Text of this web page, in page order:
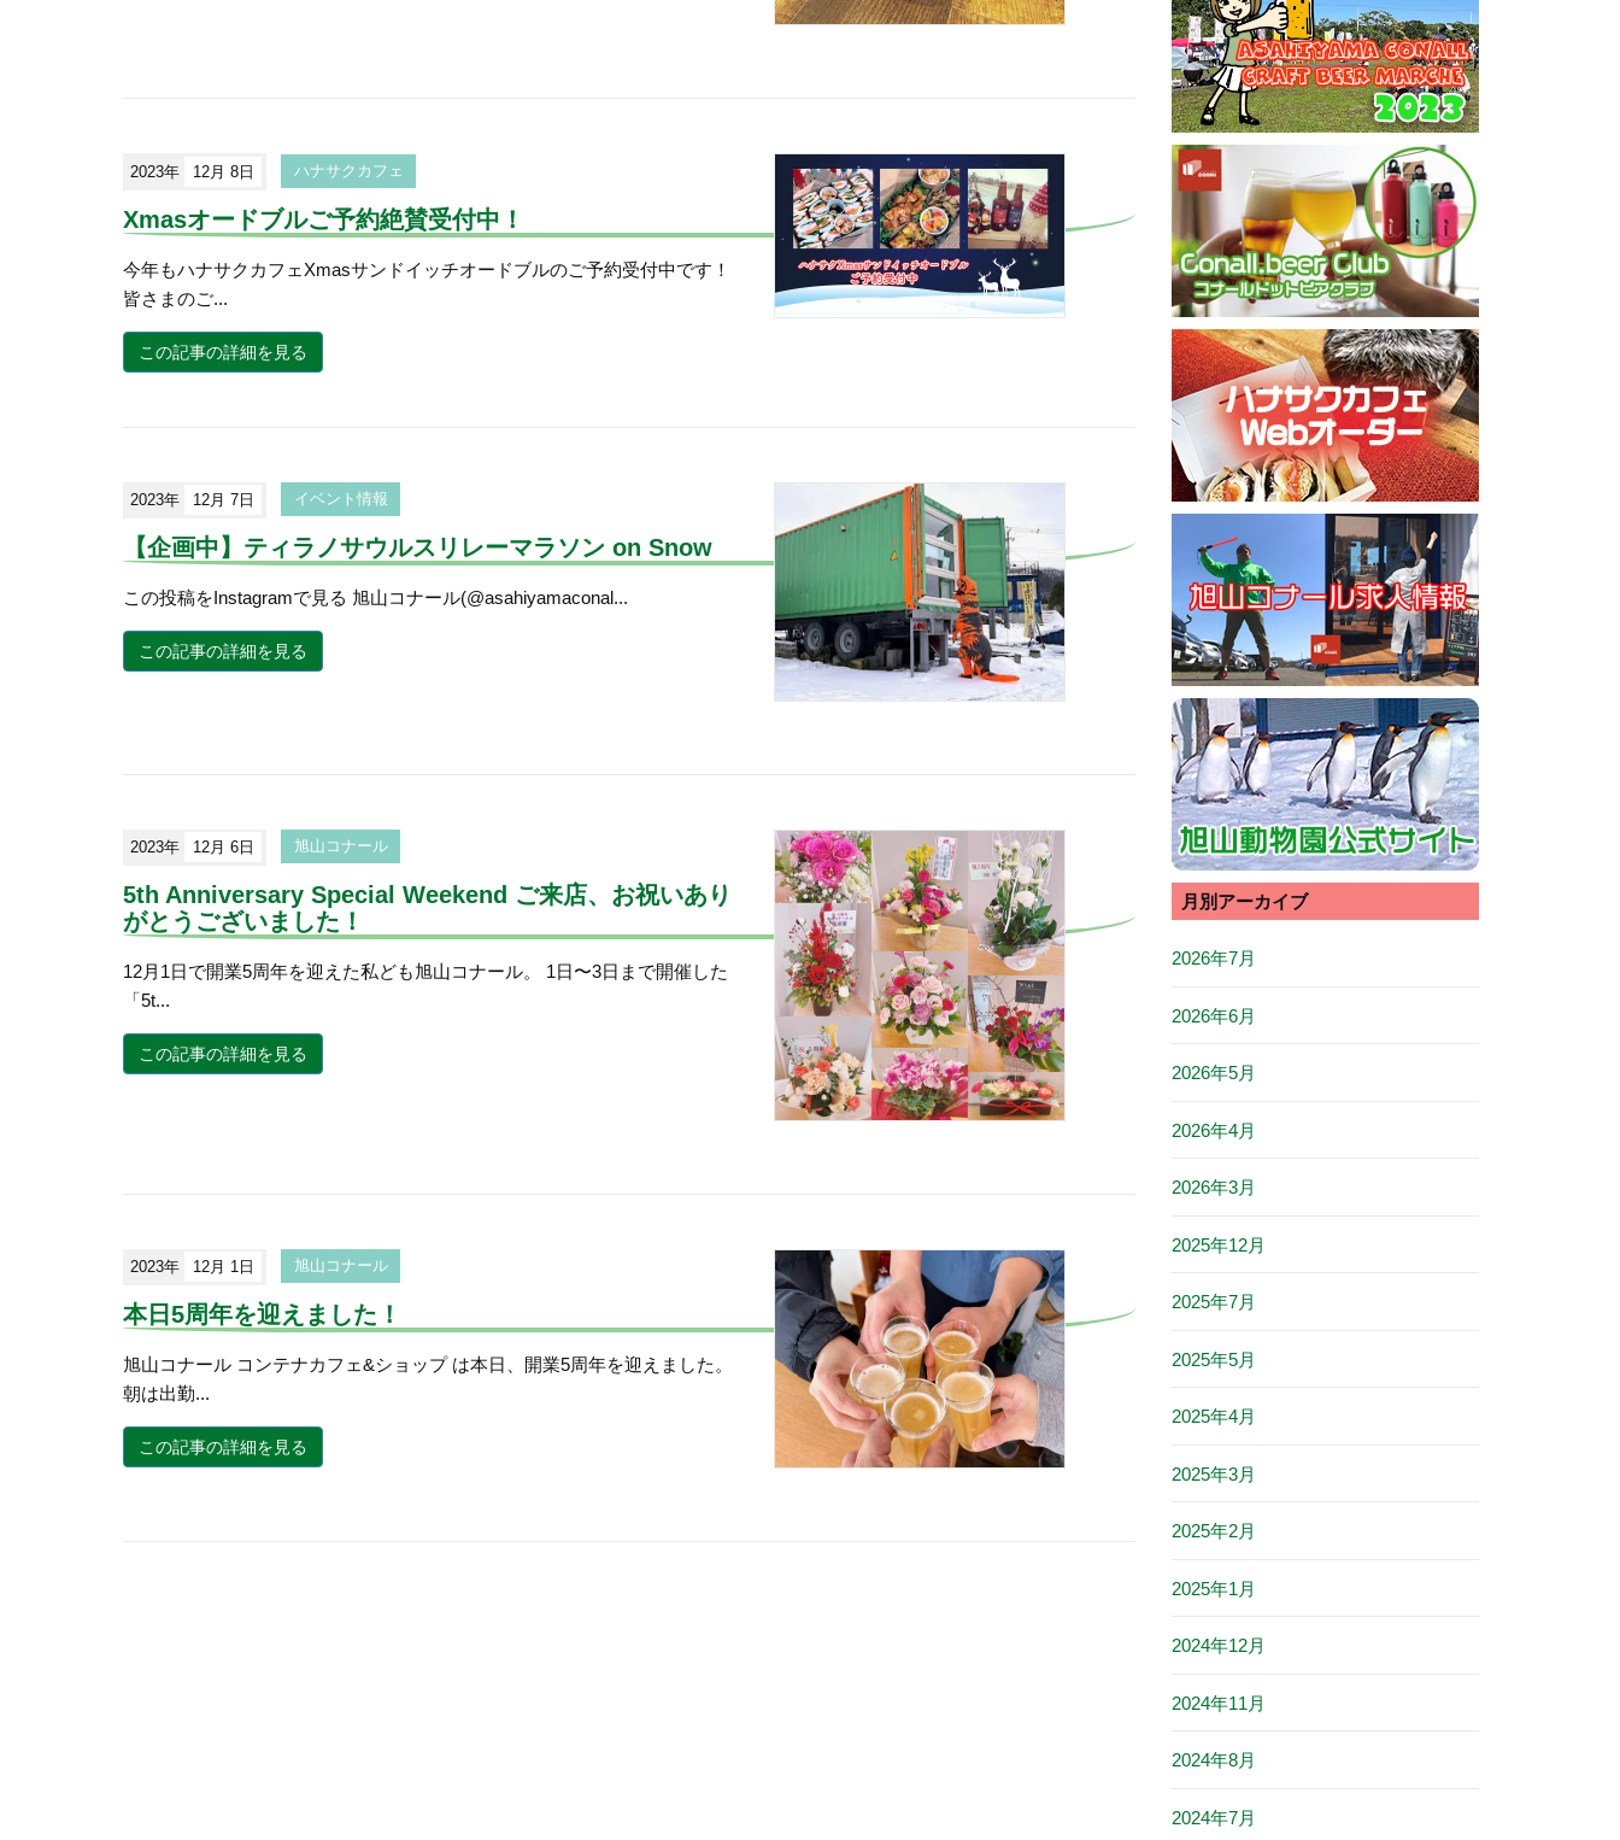
2023年 12月 8日 ハナサクカフェ
Xmasオードブルご予約絶賛受付中！
今年もハナサクカフェXmasサンドイッチオードブルのご予約受付中です！
皆さまのご...
この記事の詳細を見る
2023年 12月 7日 イベント情報
【企画中】ティラノサウルスリレーマラソン on Snow
この投稿をInstagramで見る 旭山コナール(@asahiyamaconal...
この記事の詳細を見る
2023年 12月 6日 旭山コナール
5th Anniversary Special Weekend ご来店、お祝いあり
がとうございました！
12月1日で開業5周年を迎えた私ども旭山コナール。 1日〜3日まで開催した
「5t...
この記事の詳細を見る
2023年 12月 1日 旭山コナール
本日5周年を迎えました！
旭山コナール コンテナカフェ&ショップ は本日、開業5周年を迎えました。
朝は出勤...
この記事の詳細を見る
月別アーカイブ
2026年7月
2026年6月
2026年5月
2026年4月
2026年3月
2025年12月
2025年7月
2025年5月
2025年4月
2025年3月
2025年2月
2025年1月
2024年12月
2024年11月
2024年8月
2024年7月